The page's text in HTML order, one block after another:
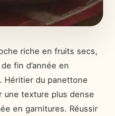
riche en fruits secs,
fin d’année en
Héritier du panettone
une texture plus dense
en garnitures. Réussir